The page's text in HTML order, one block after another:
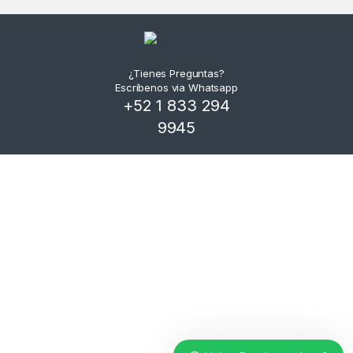
¿Tienes Preguntas?
Escríbenos via Whatsapp
+52 1 833 294
9945